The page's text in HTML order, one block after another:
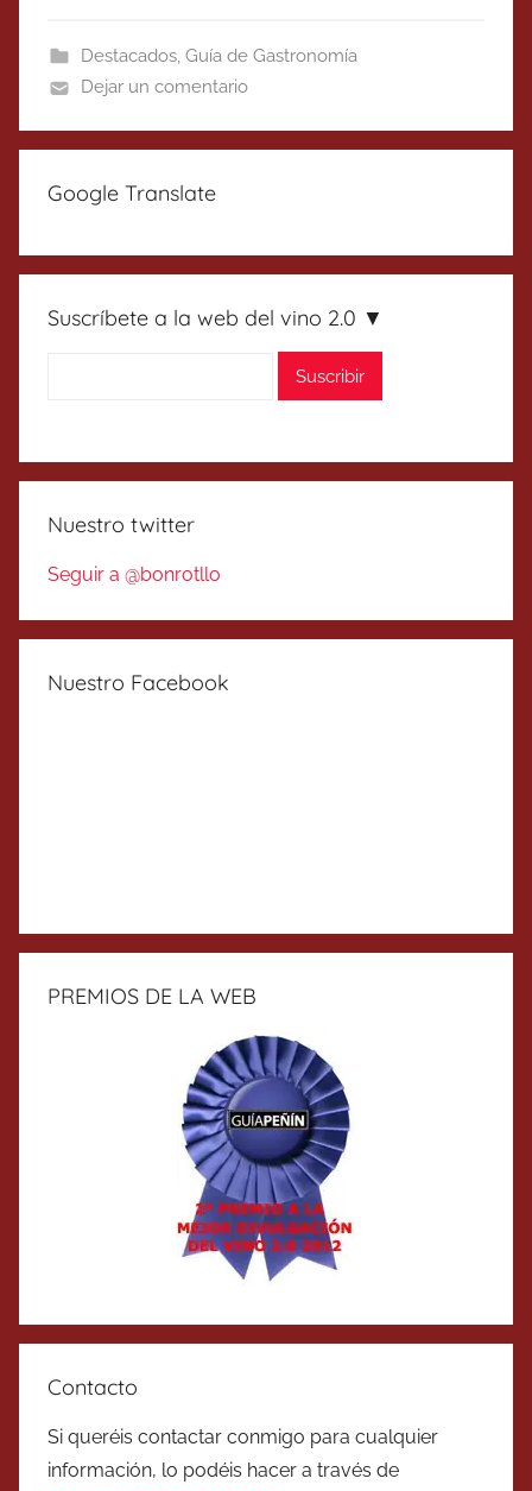
Destacados, Guía de Gastronomía
Dejar un comentario
Google Translate
Suscríbete a la web del vino 2.0 ▼
Nuestro twitter
Seguir a @bonrotllo
Nuestro Facebook
PREMIOS DE LA WEB
Contacto
Si queréis contactar conmigo para cualquier
información, lo podéis hacer a través de